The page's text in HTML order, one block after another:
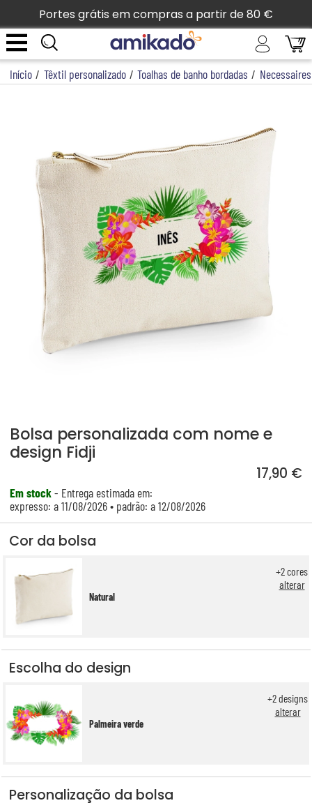
Portes grátis em compras a partir de 80 €
Início / Têxtil personalizado / Toalhas de banho bordadas / Necessaires
Bolsa personalizada com nome e
design Fidji
17,90 €
Em stock- Entrega estimada em:
expresso: a 11/08/2026 • padrão: a 12/08/2026
Cor da bolsa
Natural
+2cores
alterar
Escolha do design
Palmeira verde
+2designs
alterar
Personalização da bolsa